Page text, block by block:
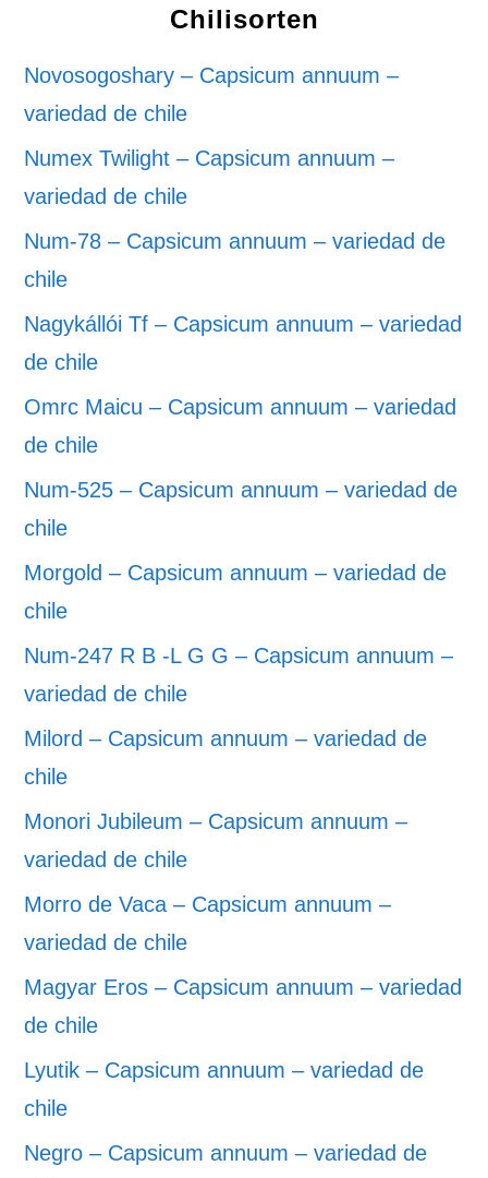
Chilisorten
Novosogoshary – Capsicum annuum –
variedad de chile
Numex Twilight – Capsicum annuum –
variedad de chile
Num-78 – Capsicum annuum – variedad de
chile
Nagykállói Tf – Capsicum annuum – variedad
de chile
Omrc Maicu – Capsicum annuum – variedad
de chile
Num-525 – Capsicum annuum – variedad de
chile
Morgold – Capsicum annuum – variedad de
chile
Num-247 R B -L G G – Capsicum annuum –
variedad de chile
Milord – Capsicum annuum – variedad de
chile
Monori Jubileum – Capsicum annuum –
variedad de chile
Morro de Vaca – Capsicum annuum –
variedad de chile
Magyar Eros – Capsicum annuum – variedad
de chile
Lyutik – Capsicum annuum – variedad de
chile
Negro – Capsicum annuum – variedad de